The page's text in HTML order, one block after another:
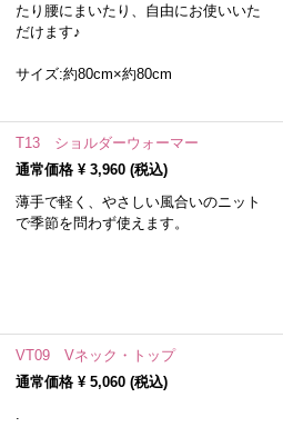
たり腰にまいたり、自由にお使いいた
だけます♪
サイズ:約80cm×約80cm
T13 ショルダーウォーマー
通常価格 ¥ 3,960(税込)
薄手で軽く、やさしい風合いのニット
で季節を問わず使えます。
VT09 Vネック・トップ
通常価格 ¥ 5,060(税込)
.